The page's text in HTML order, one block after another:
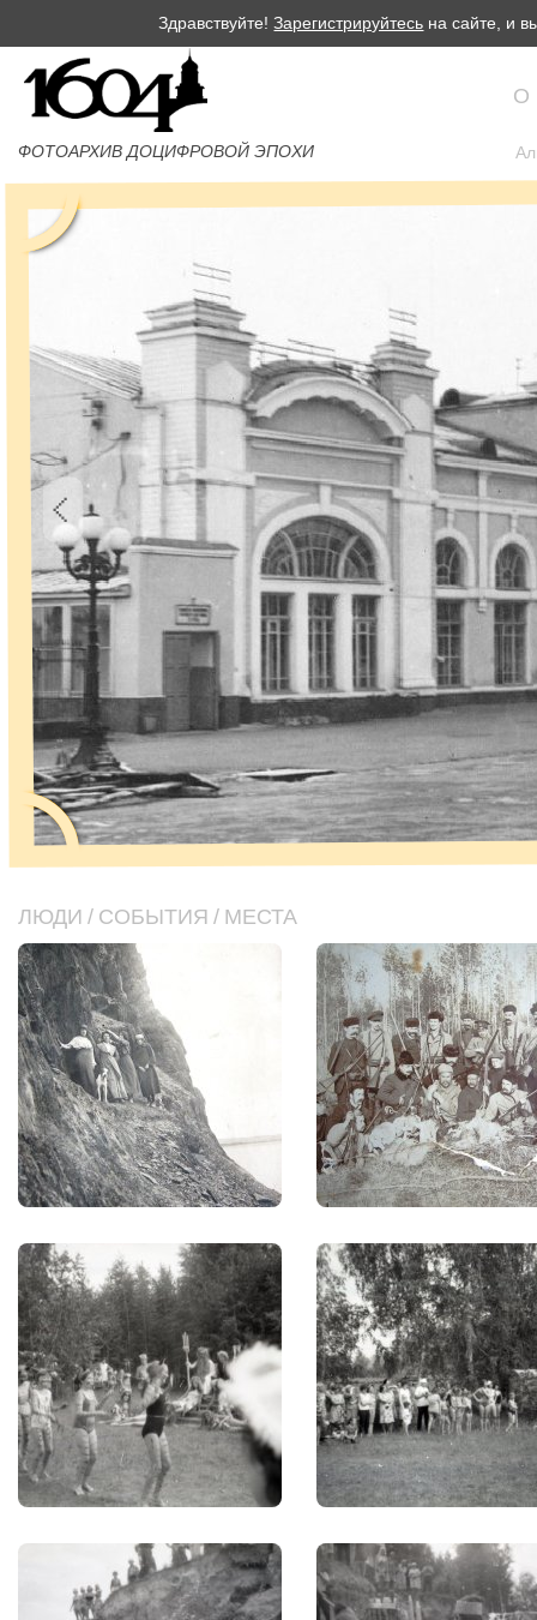
Здравствуйте!Зарегистрируйтесь на сайте, и
ФОТОАРХИВ ДОЦИФРОВОЙ ЭПОХИ
О
ЛЮДИ / СОБЫТИЯ / МЕСТА